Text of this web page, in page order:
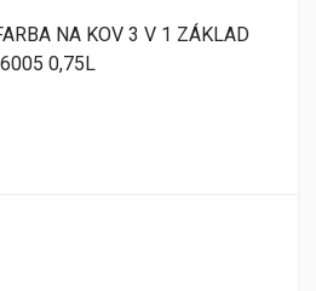
NA KOV 3 V 1 ZÁKLAD
0,75L